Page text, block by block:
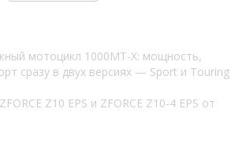
мотоцикл 1000MT-X: мощность,
сразу в двух версиях — Sport и Touring
Z10 EPS и ZFORCE Z10-4 EPS от